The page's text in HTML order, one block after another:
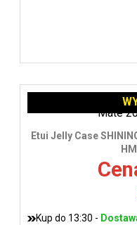
Etui Jelly Case
Kup do 13:30 -